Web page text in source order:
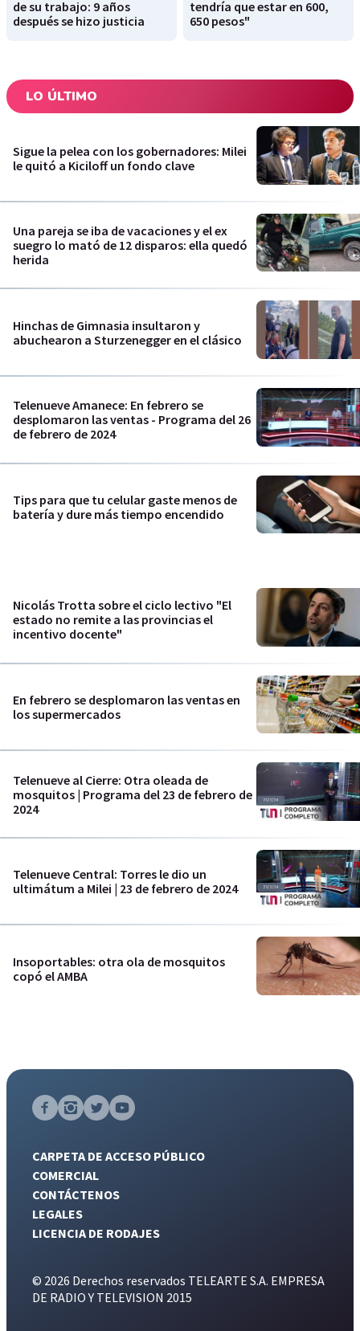
de su trabajo: 9 años
después se hizo justicia
tendría que estar en 600,
650 pesos"
LO ÚLTIMO
Sigue la pelea con los gobernadores: Milei
le quitó a Kiciloff un fondo clave
Una pareja se iba de vacaciones y el ex
suegro lo mató de 12 disparos: ella quedó
herida
Hinchas de Gimnasia insultaron y
abuchearon a Sturzenegger en el clásico
Telenueve Amanece: En febrero se
desplomaron las ventas - Programa del 26
de febrero de 2024
Tips para que tu celular gaste menos de
batería y dure más tiempo encendido
Nicolás Trotta sobre el ciclo lectivo "El
estado no remite a las provincias el
incentivo docente"
En febrero se desplomaron las ventas en
los supermercados
Telenueve al Cierre: Otra oleada de
mosquitos | Programa del 23 de febrero de
2024
Telenueve Central: Torres le dio un
ultimátum a Milei | 23 de febrero de 2024
Insoportables: otra ola de mosquitos
copó el AMBA
CARPETA DE ACCESO PÚBLICO
COMERCIAL
CONTÁCTENOS
LEGALES
LICENCIA DE RODAJES
© 2026 Derechos reservados TELEARTE S.A. EMPRESA
DE RADIO Y TELEVISION 2015